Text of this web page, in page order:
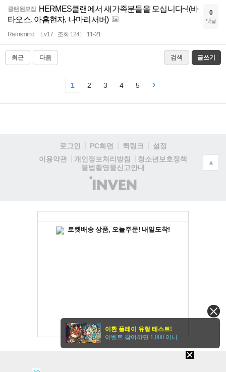
클랜원모집
HERMES클랜에서 새가족분들을 모십니다~!(바
타오스, 아홉현자, 나마리서버)
Ramsmind Lv.17 조회 1241 11-21
0
댓글
최근 다음 검색 글쓰기
1 2 3 4 5
로그인 PC화면 퀵링크
설정
이용약관
개인정보처리방침
청소년보호정책
불법촬영물신고안내
(주)
인
▲
이환 플레이 유형 테스트!
이벤트 참여하면 1,000 이니